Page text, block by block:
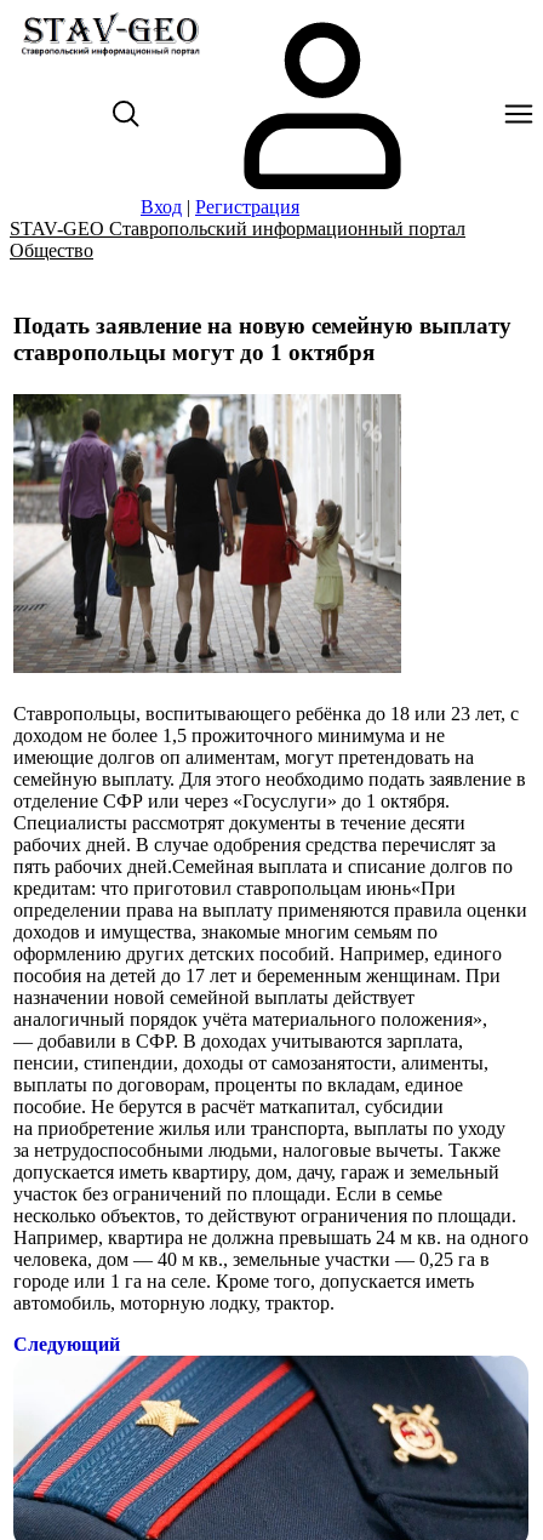
Вход | Регистрация
STAV-GEO Ставропольский информационный портал
Общество
Подать заявление на новую семейную выплату
ставропольцы могут до 1 октября
Ставропольцы, воспитывающего ребёнка до 18 или 23 лет, с
доходом не более 1,5 прожиточного минимума и не
имеющие долгов оп алиментам, могут претендовать на
семейную выплату. Для этого необходимо подать заявление в
отделение СФР или через «Госуслуги» до 1 октября.
Специалисты рассмотрят документы в течение десяти
рабочих дней. В случае одобрения средства перечислят за
пять рабочих дней.Семейная выплата и списание долгов по
кредитам: что приготовил ставропольцам июнь«При
определении права на выплату применяются правила оценки
доходов и имущества, знакомые многим семьям по
оформлению других детских пособий. Например, единого
пособия на детей до 17 лет и беременным женщинам. При
назначении новой семейной выплаты действует
аналогичный порядок учёта материального положения»,
— добавили в СФР. В доходах учитываются зарплата,
пенсии, стипендии, доходы от самозанятости, алименты,
выплаты по договорам, проценты по вкладам, единое
пособие. Не берутся в расчёт маткапитал, субсидии
на приобретение жилья или транспорта, выплаты по уходу
за нетрудоспособными людьми, налоговые вычеты. Также
допускается иметь квартиру, дом, дачу, гараж и земельный
участок без ограничений по площади. Если в семье
несколько объектов, то действуют ограничения по площади.
Например, квартира не должна превышать 24 м кв. на одного
человека, дом — 40 м кв., земельные участки — 0,25 га в
городе или 1 га на селе. Кроме того, допускается иметь
автомобиль, моторную лодку, трактор.
Следующий